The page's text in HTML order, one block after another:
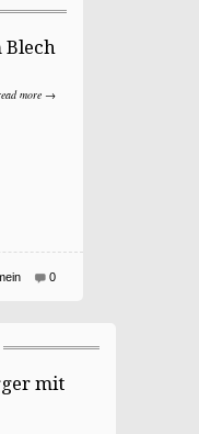
more →
0
mit